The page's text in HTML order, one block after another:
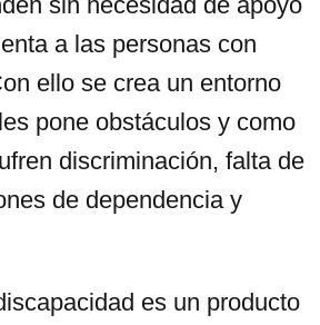
a las personas con
ello se crea un entorno
pone obstáculos y como
discriminación, falta de
de dependencia y
es un producto